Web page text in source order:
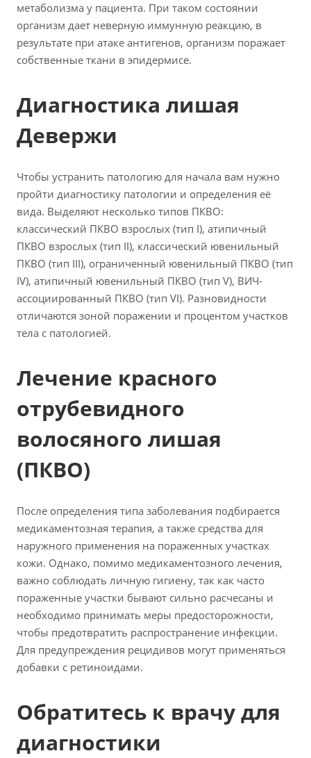
метаболизма у пациента. При таком состоянии
организм дает неверную иммунную реакцию, в
результате при атаке антигенов, организм поражает
собственные ткани в эпидермисе.
Диагностика лишая
Девержи
Чтобы устранить патологию для начала вам нужно
пройти диагностику патологии и определения её
вида. Выделяют несколько типов ПКВО:
классический ПКВО взрослых (тип I), атипичный
ПКВО взрослых (тип II), классический ювенильный
ПКВО (тип III), ограниченный ювенильный ПКВО (тип
IV), атипичный ювенильный ПКВО (тип V), ВИЧ-
ассоциированный ПКВО (тип VI). Разновидности
отличаются зоной поражении и процентом участков
тела с патологией.
Лечение красного
отрубевидного
волосяного лишая
(ПКВО)
После определения типа заболевания подбирается
медикаментозная терапия, а также средства для
наружного применения на пораженных участках
кожи. Однако, помимо медикаментозного лечения,
важно соблюдать личную гигиену, так как часто
пораженные участки бывают сильно расчесаны и
необходимо принимать меры предосторожности,
чтобы предотвратить распространение инфекции.
Для предупреждения рецидивов могут применяться
добавки с ретиноидами.
Обратитесь к врачу для
диагностики